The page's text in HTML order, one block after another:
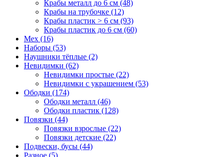
Крабы металл до 6 см (48)
Крабы на трубочке (12)
Крабы пластик > 6 см (93)
Крабы пластик до 6 см (60)
Мех (16)
Наборы (53)
Наушники тёплые (2)
Невидимки (62)
Невидимки простые (22)
Невидимки с украшением (53)
Ободки (174)
Ободки металл (46)
Ободки пластик (128)
Повязки (44)
Повязки взрослые (22)
Повязки детские (22)
Подвески, бусы (44)
Разное (5)